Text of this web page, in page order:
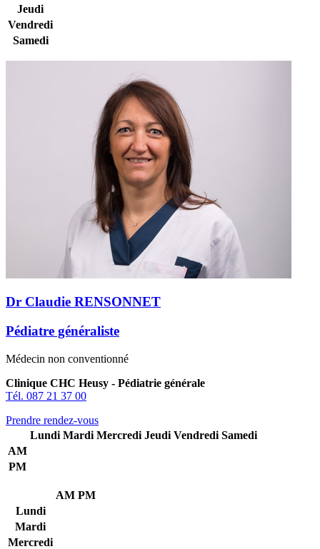
Jeudi
Vendredi
Samedi
Dr Claudie RENSONNET
Pédiatre généraliste
Médecin non conventionné
Clinique CHC Heusy - Pédiatrie générale
Tél. 087 21 37 00
Prendre rendez-vous
Lundi Mardi Mercredi Jeudi Vendredi Samedi
AM
PM
AM PM
Lundi
Mardi
Mercredi